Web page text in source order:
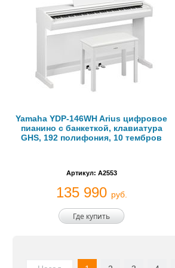
Yamaha YDP-146WH Arius цифровое
пианино с банкеткой, клавиатура
GHS, 192 полифония, 10 тембров
Артикул: A2553
135 990 руб.
Где купить